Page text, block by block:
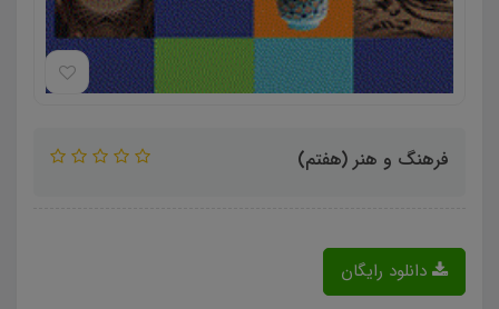
فرهنگ و هنر (هفتم)
دانلود رایگان